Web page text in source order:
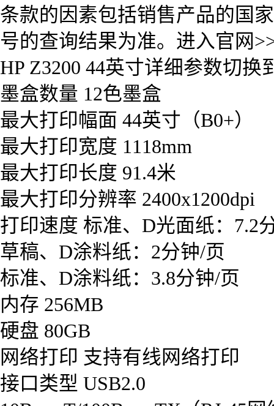
条款的因素包括销售产品的国
号的查询结果为准。进入官网
HP Z3200 44英寸详细参数切
墨盒数量 12色墨盒
最大打印幅面 44英寸（B0+）
最大打印宽度 1118mm
最大打印长度 91.4米
最大打印分辨率 2400x1200dpi
打印速度 标准、D光面纸：7.2
草稿、D涂料纸：2分钟/页
标准、D涂料纸：3.8分钟/页
内存 256MB
硬盘 80GB
网络打印 支持有线网络打印
接口类型 USB2.0